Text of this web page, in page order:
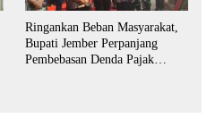
Ringankan Beban Masyarakat,
Bupati Jember Perpanjang
Pembebasan Denda Pajak